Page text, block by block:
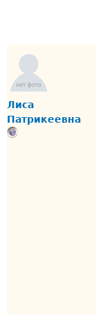
Лиса
Патрикеевна